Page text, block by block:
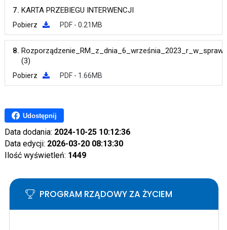
7. KARTA PRZEBIEGU INTERWENCJI
Pobierz PDF - 0.21MB
8.
(3)
Pobierz PDF - 1.66MB
Udostępnij
Data dodania: 2024-10-25 10:12:36
Data edycji: 2026-03-20 08:13:30
Ilość wyświetleń: 1449
PROGRAM RZĄDOWY ZA ŻYCIEM